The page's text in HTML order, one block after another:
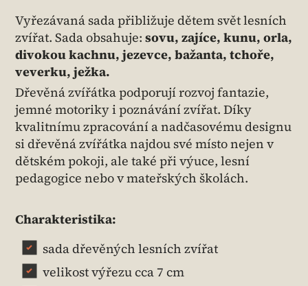
Vyřezávaná sada přibližuje dětem svět lesních
zvířat. Sada obsahuje: sovu, zajíce, kunu, orla,
divokou kachnu, jezevce, bažanta, tchoře,
veverku, ježka.
Dřevěná zvířátka podporují rozvoj fantazie,
jemné motoriky i poznávání zvířat. Díky
kvalitnímu zpracování a nadčasovému designu
si dřevěná zvířátka najdou své místo nejen v
dětském pokoji, ale také při výuce, lesní
pedagogice nebo v mateřských školách.
Charakteristika:
sada dřevěných lesních zvířat
velikost výřezu cca 7 cm